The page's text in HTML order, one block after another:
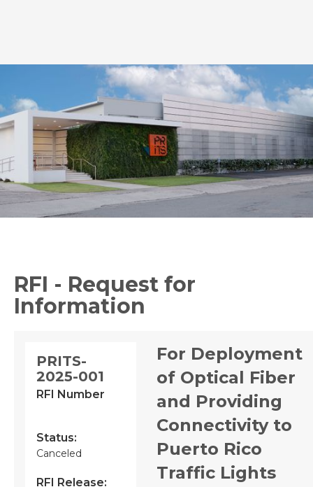
RFI - Request for
Information
PRITS-
2025-001
RFI Number
Status:
Canceled
RFI Release:
For Deployment
of Optical Fiber
and Providing
Connectivity to
Puerto Rico
Traffic Lights